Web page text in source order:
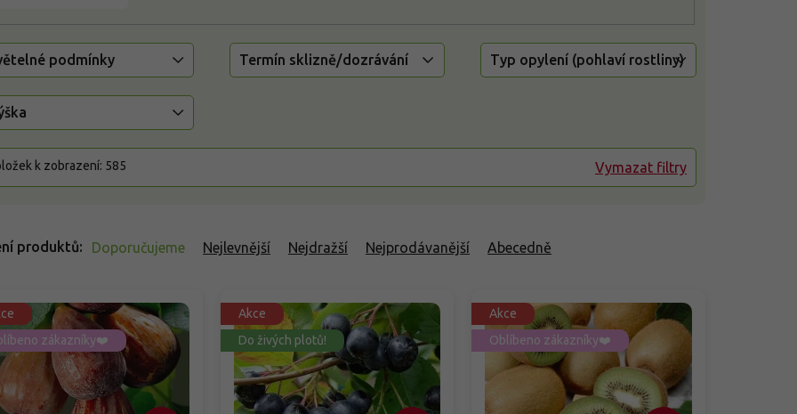
produktů Doporučujeme Nejlevnější Nejdražší Nejprodávanější Abecedně
podmínky Termín sklizně/dozrávání Typ opylení (pohlaví rostliny)
Vymazat filtry
k zobrazení: 585
zákazníky❤️
Akce
Do živých plotů!
Akce
Oblíbeno zákazníky❤️